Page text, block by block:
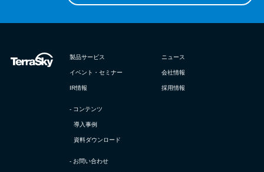
製品サービス ニュース
イベント・セミナー 会社情報
IR情報 採用情報
- コンテンツ
導入事例
資料ダウンロード
- お問い合わせ